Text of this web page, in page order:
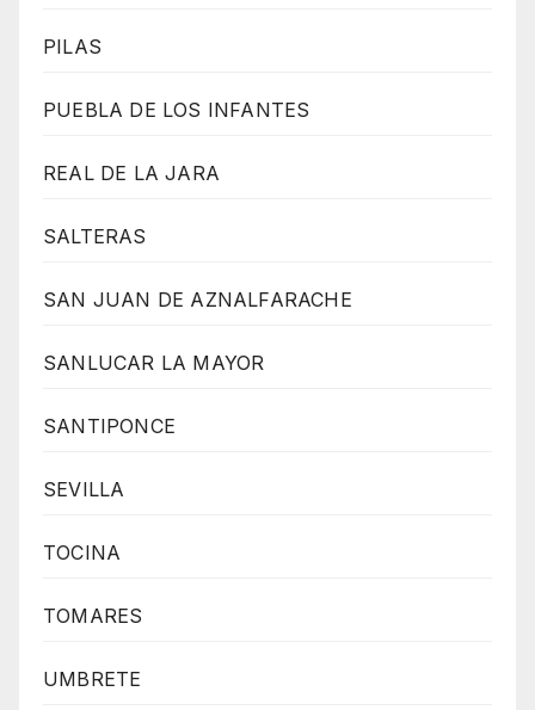
PILAS
PUEBLA DE LOS INFANTES
REAL DE LA JARA
SALTERAS
SAN JUAN DE AZNALFARACHE
SANLUCAR LA MAYOR
SANTIPONCE
SEVILLA
TOCINA
TOMARES
UMBRETE